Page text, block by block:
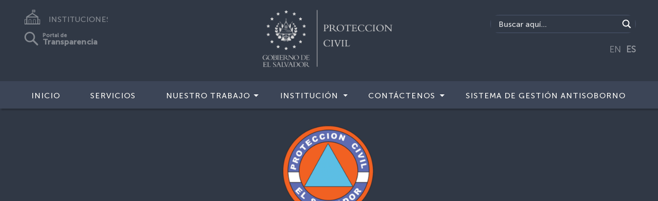
INSTITUCIONES
Portal de
Transparencia
EN ES
INICIO SERVICIOS NUESTRO TRABAJO INSTITUCIÓN CONTÁCTENOS SISTEMA DE GESTIÓN ANTISOBORNO